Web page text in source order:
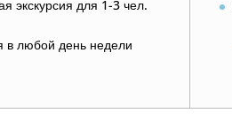
экскурсия для 1-3 чел.
в любой день недели